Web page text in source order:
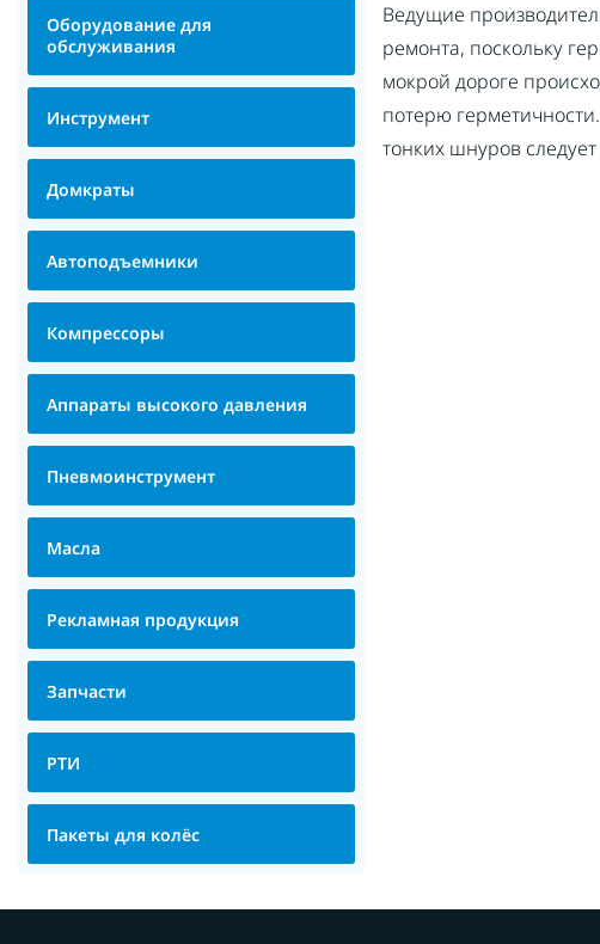
Оборудование для
обслуживания
Инструмент
Домкраты
Автоподъемники
Компрессоры
Аппараты высокого давления
Пневмоинструмент
Масла
Рекламная продукция
Запчасти
РТИ
Пакеты для колёс
Ведущие
ремонта, поскольку
мокрой дороге
потерю
тонких шнуров